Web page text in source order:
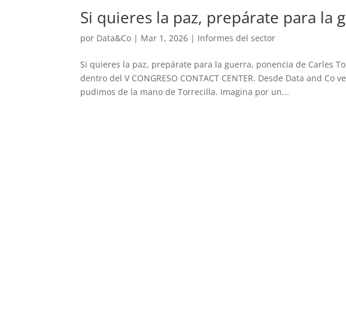
Si quieres la paz, prepárate para la
por Data&Co | Mar 1, 2026 | Informes del sector
Si quieres la paz, prepárate para la guerra, ponencia de Carles
dentro del V CONGRESO CONTACT CENTER. Desde Data and
pudimos de la mano de Torrecilla. Imagina por un...